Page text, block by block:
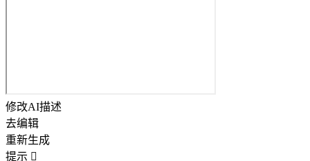
修改AI描述
去编辑
重新生成
提示 